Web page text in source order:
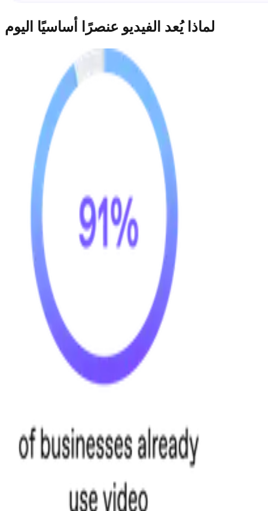
لماذا يُعد الفيديو عنصرًا أساسيًا اليوم